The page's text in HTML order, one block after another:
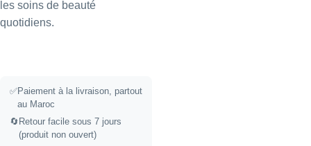
les soins de beauté
quotidiens.
✅Paiement à la livraison, partout
au Maroc
🔄 Retour facile sous 7 jours
(produit non ouvert)